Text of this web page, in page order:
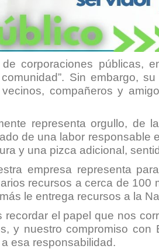
corporaciones públicas,
Sin embargo,
compañeros y
representa orgullo, de
de una labor responsable
y una pizca adicional,
empresa representa
recursos a cerca de 100
le entrega recursos a la
el papel que nos
y nuestro compromiso con
esa responsabilidad.